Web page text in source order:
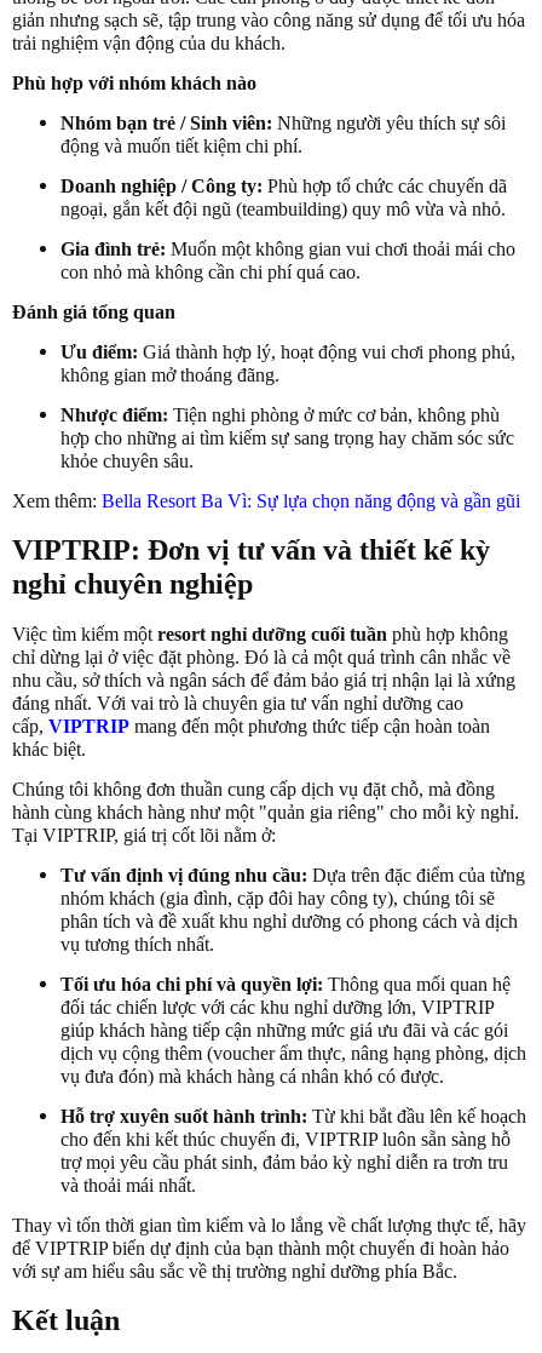
giản nhưng sạch sẽ, tập trung vào công năng sử dụng để tối ưu hóa
trải nghiệm vận động của du khách.
Phù hợp với nhóm khách nào
Nhóm bạn trẻ / Sinh viên: Những người yêu thích sự sôi
động và muốn tiết kiệm chi phí.
Doanh nghiệp / Công ty: Phù hợp tổ chức các chuyến dã
ngoại, gắn kết đội ngũ (teambuilding) quy mô vừa và nhỏ.
Gia đình trẻ: Muốn một không gian vui chơi thoải mái cho
con nhỏ mà không cần chi phí quá cao.
Đánh giá tổng quan
Ưu điểm: Giá thành hợp lý, hoạt động vui chơi phong phú,
không gian mở thoáng đãng.
Nhược điểm: Tiện nghi phòng ở mức cơ bản, không phù
hợp cho những ai tìm kiếm sự sang trọng hay chăm sóc sức
khỏe chuyên sâu.
Xem thêm: Bella Resort Ba Vì: Sự lựa chọn năng động và gần gũi
VIPTRIP: Đơn vị tư vấn và thiết kế kỳ
nghỉ chuyên nghiệp
Việc tìm kiếm một resort nghỉ dưỡng cuối tuần phù hợp không
chỉ dừng lại ở việc đặt phòng. Đó là cả một quá trình cân nhắc về
nhu cầu, sở thích và ngân sách để đảm bảo giá trị nhận lại là xứng
đáng nhất. Với vai trò là chuyên gia tư vấn nghỉ dưỡng cao
cấp, VIPTRIP mang đến một phương thức tiếp cận hoàn toàn
khác biệt.
Chúng tôi không đơn thuần cung cấp dịch vụ đặt chỗ, mà đồng
hành cùng khách hàng như một "quản gia riêng" cho mỗi kỳ nghỉ.
Tại VIPTRIP, giá trị cốt lõi nằm ở:
Tư vấn định vị đúng nhu cầu: Dựa trên đặc điểm của từng
nhóm khách (gia đình, cặp đôi hay công ty), chúng tôi sẽ
phân tích và đề xuất khu nghỉ dưỡng có phong cách và dịch
vụ tương thích nhất.
Tối ưu hóa chi phí và quyền lợi: Thông qua mối quan hệ
đối tác chiến lược với các khu nghỉ dưỡng lớn, VIPTRIP
giúp khách hàng tiếp cận những mức giá ưu đãi và các gói
dịch vụ cộng thêm (voucher ẩm thực, nâng hạng phòng, dịch
vụ đưa đón) mà khách hàng cá nhân khó có được.
Hỗ trợ xuyên suốt hành trình: Từ khi bắt đầu lên kế hoạch
cho đến khi kết thúc chuyến đi, VIPTRIP luôn sẵn sàng hỗ
trợ mọi yêu cầu phát sinh, đảm bảo kỳ nghỉ diễn ra trơn tru
và thoải mái nhất.
Thay vì tốn thời gian tìm kiếm và lo lắng về chất lượng thực tế, hãy
để VIPTRIP biến dự định của bạn thành một chuyến đi hoàn hảo
với sự am hiểu sâu sắc về thị trường nghỉ dưỡng phía Bắc.
Kết luận